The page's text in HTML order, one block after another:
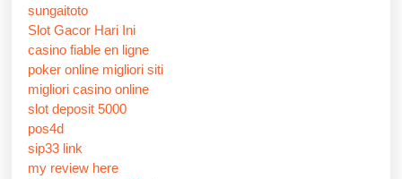
sungaitoto
Slot Gacor Hari Ini
casino fiable en ligne
poker online migliori siti
migliori casino online
slot deposit 5000
pos4d
sip33 link
my review here